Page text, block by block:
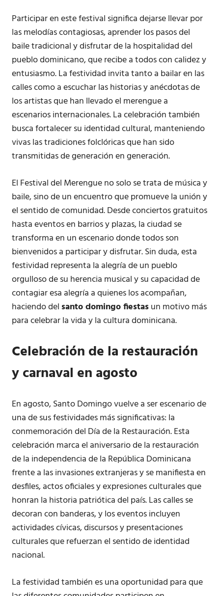
Participar en este festival significa dejarse llevar por
las melodías contagiosas, aprender los pasos del
baile tradicional y disfrutar de la hospitalidad del
pueblo dominicano, que recibe a todos con calidez y
entusiasmo. La festividad invita tanto a bailar en las
calles como a escuchar las historias y anécdotas de
los artistas que han llevado el merengue a
escenarios internacionales. La celebración también
busca fortalecer su identidad cultural, manteniendo
vivas las tradiciones folclóricas que han sido
transmitidas de generación en generación.
El Festival del Merengue no solo se trata de música y
baile, sino de un encuentro que promueve la unión y
el sentido de comunidad. Desde conciertos gratuitos
hasta eventos en barrios y plazas, la ciudad se
transforma en un escenario donde todos son
bienvenidos a participar y disfrutar. Sin duda, esta
festividad representa la alegría de un pueblo
orgulloso de su herencia musical y su capacidad de
contagiar esa alegría a quienes los acompañan,
haciendo del santo domingo fiestasun motivo más
para celebrar la vida y la cultura dominicana.
Celebración de la restauración
y carnaval en agosto
En agosto, Santo Domingo vuelve a ser escenario de
una de sus festividades más significativas: la
conmemoración del Día de la Restauración. Esta
celebración marca el aniversario de la restauración
de la independencia de la República Dominicana
frente a las invasiones extranjeras y se manifiesta en
desfiles, actos oficiales y expresiones culturales que
honran la historia patriótica del país. Las calles se
decoran con banderas, y los eventos incluyen
actividades cívicas, discursos y presentaciones
culturales que refuerzan el sentido de identidad
nacional.
La festividad también es una oportunidad para que